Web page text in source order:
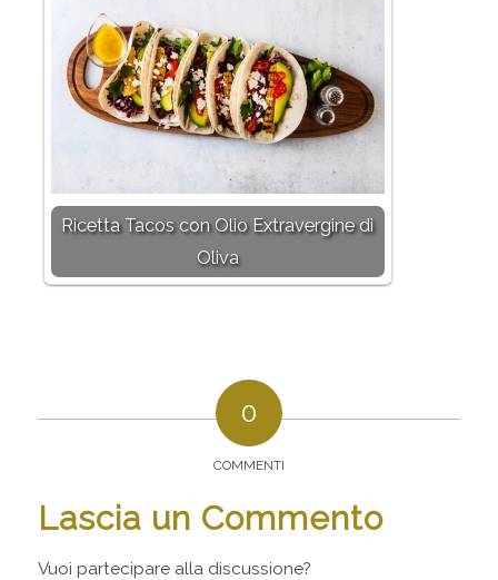
Ricetta Tacos con Olio Extravergine di
Oliva
0
COMMENTI
Lascia un Commento
Vuoi partecipare alla discussione?